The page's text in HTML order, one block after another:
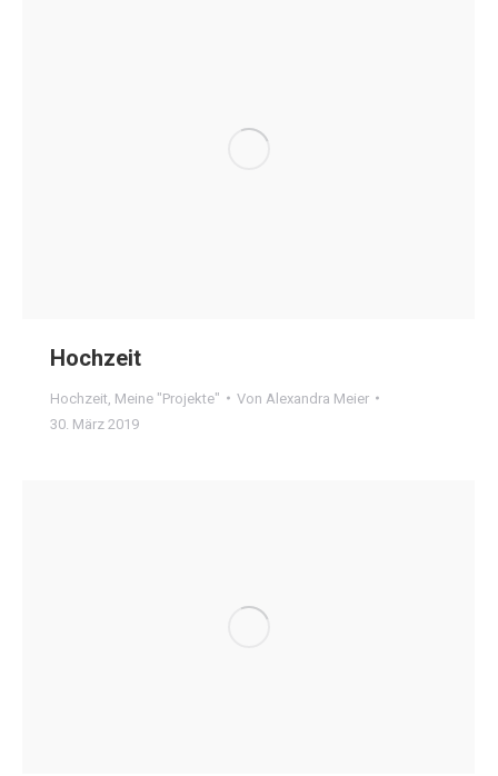
Hochzeit
Hochzeit Meine "Projekte" Von Alexandra Meier
30. März 2019